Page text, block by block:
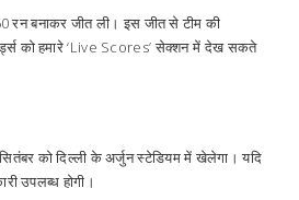
रन बनाकर जीत ली। इस जीत से टीम की
को हमारे ‘Live Scores’ सेक्शन में देख सकते
को दिल्ली के अर्जुन स्टेडियम में खेलेगा। यदि
उपलब्ध होगी।